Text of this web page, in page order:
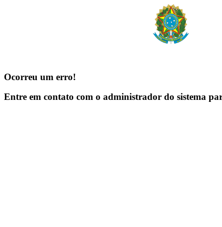
Ocorreu um erro!
Entre em contato com o administrador do sistema